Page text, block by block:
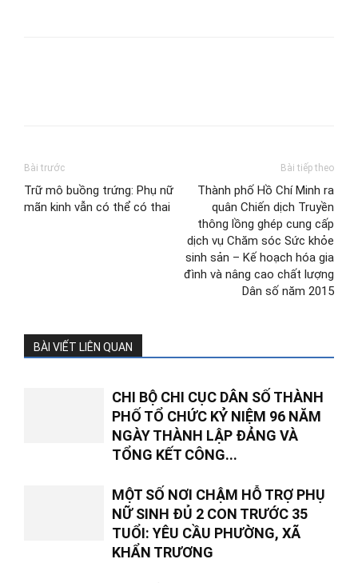
Bài trước
Trữ mô buồng trứng: Phụ nữ
mãn kinh vẫn có thể có thai
Bài tiếp theo
Thành phố Hồ Chí Minh ra
quân Chiến dịch Truyền
thông lồng ghép cung cấp
dịch vụ Chăm sóc Sức khỏe
sinh sản – Kế hoạch hóa gia
đình và nâng cao chất lượng
Dân số năm 2015
BÀI VIẾT LIÊN QUAN
CHI BỘ CHI CỤC DÂN SỐ THÀNH
PHỐ TỔ CHỨC KỶ NIỆM 96 NĂM
NGÀY THÀNH LẬP ĐẢNG VÀ
TỔNG KẾT CÔNG...
MỘT SỐ NƠI CHẬM HỖ TRỢ PHỤ
NỮ SINH ĐỦ 2 CON TRƯỚC 35
TUỔI: YÊU CẦU PHƯỜNG, XÃ
KHẨN TRƯƠNG